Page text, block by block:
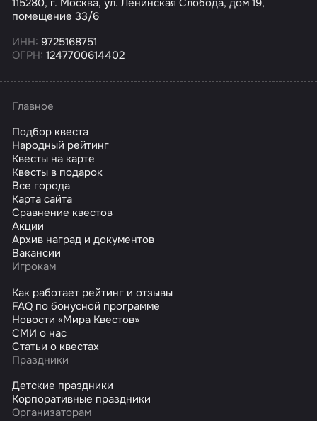
помещение 33/6
ИНН: 9725168751
ОГРН: 1247700614402
Главное
Подбор квеста
Народный рейтинг
Квесты на карте
Квесты в подарок
Все города
Карта сайта
Сравнение квестов
Акции
Архив наград и документов
Вакансии
Игрокам
Как работает рейтинг и отзывы
FAQ по бонусной программе
Новости «Мира Квестов»
СМИ о нас
Статьи о квестах
Праздники
Детские праздники
Корпоративные праздники
Организаторам